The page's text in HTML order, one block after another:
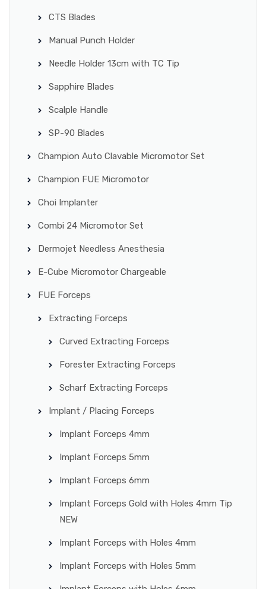
CTS Blades
Manual Punch Holder
Needle Holder 13cm with TC Tip
Sapphire Blades
Scalple Handle
SP-90 Blades
Champion Auto Clavable Micromotor Set
Champion FUE Micromotor
Choi Implanter
Combi 24 Micromotor Set
Dermojet Needless Anesthesia
E-Cube Micromotor Chargeable
FUE Forceps
Extracting Forceps
Curved Extracting Forceps
Forester Extracting Forceps
Scharf Extracting Forceps
Implant / Placing Forceps
Implant Forceps 4mm
Implant Forceps 5mm
Implant Forceps 6mm
Implant Forceps Gold with Holes 4mm Tip
NEW
Implant Forceps with Holes 4mm
Implant Forceps with Holes 5mm